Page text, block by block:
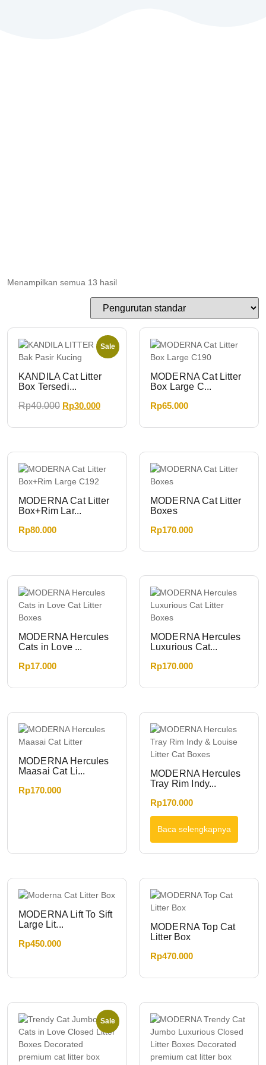
Menampilkan semua 13 hasil
Sale
KANDILA Cat Litter
Box Tersedi...
Rp40.000 Rp30.000
MODERNA Cat Litter
Box Large C...
Rp65.000
MODERNA Cat Litter
Box+Rim Lar...
Rp80.000
MODERNA Cat Litter
Boxes
Rp170.000
MODERNA Hercules
Cats in Love ...
Rp17.000
MODERNA Hercules
Luxurious Cat...
Rp170.000
MODERNA Hercules
Maasai Cat Li...
Rp170.000
MODERNA Hercules
Tray Rim Indy...
Rp170.000
Baca selengkapnya
MODERNA Lift To Sift
Large Lit...
Rp450.000
MODERNA Top Cat
Litter Box
Rp470.000
Sale